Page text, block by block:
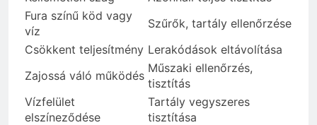
Fura színű köd vagy
víz
Szűrők, tartály ellenőrzése
Csökkent teljesítmény Lerakódások eltávolítása
Zajossá váló működés
Műszaki ellenőrzés,
tisztítás
Vízfelület
elszíneződése
Tartály vegyszeres
tisztítása